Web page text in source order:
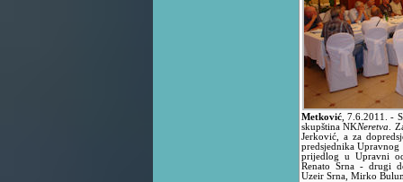
Metković ,7.6.2011.-
skupština NKNeretva
.
Jerković, a za
predsjednika
prijedlog u Upravni
Renato Srna - drugi
Uzeir Srna, Mirko